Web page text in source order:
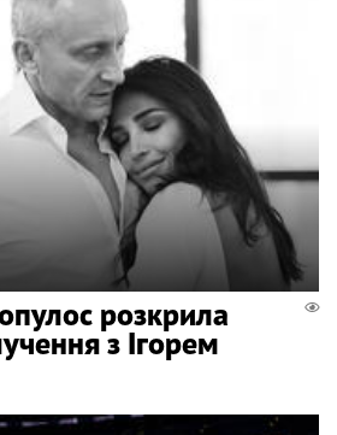
розкрила
з Ігорем